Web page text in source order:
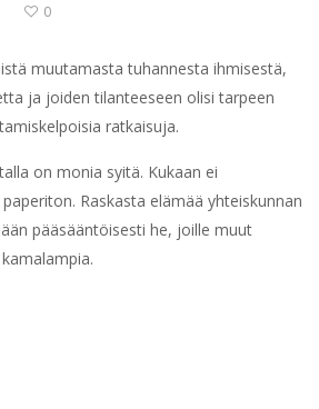
0
muutamasta tuhannesta ihmisestä,
ja joiden tilanteeseen olisi tarpeen
ratkaisuja.
on monia syitä. Kukaan ei
Raskasta elämää yhteiskunnan
pääsääntöisesti he, joille muut